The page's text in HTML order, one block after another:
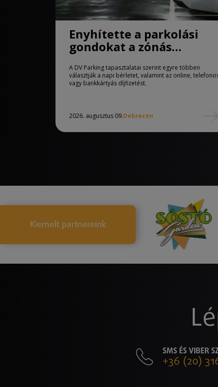
Enyhítette a parkolási
gondokat a zónás
rendszer Debrecenben
A DV Parking tapasztalatai szerint egyre többen
választják a napi bérletet, valamint az online,
vagy bankkártyás díjfizetést.
2026. augusztus 09.Debrecen
Kiemelt partnereink
SMS ÉS VIBER
+36 (20)